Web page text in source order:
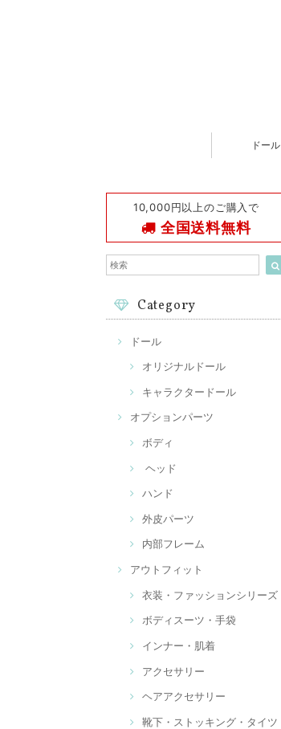
ドール
10,000円以上のご購入で
全国送料無料
Category
ドール
オリジナルドール
キャラクタードール
オプションパーツ
ボディ
ヘッド
ハンド
外皮パーツ
内部フレーム
アウトフィット
衣装・ファッションシリーズ
ボディスーツ・手袋
インナー・肌着
アクセサリー
ヘアアクセサリー
靴下・ストッキング・タイツ